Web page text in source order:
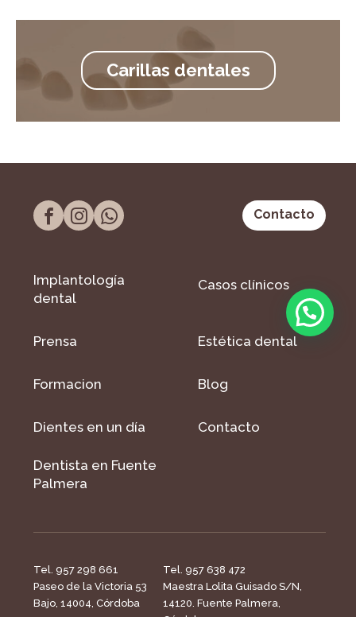
Carillas dentales
Contacto
Implantología
dental
Casos clínicos
Prensa Estética dental
Formacion Blog
Dientes en un día Contacto
Dentista en Fuente
Palmera
Tel. 957 298 661
Paseo de la Victoria 53
Bajo, 14004, Córdoba
Tel. 957 638 472
Maestra Lolita Guisado S/N,
14120. Fuente Palmera,